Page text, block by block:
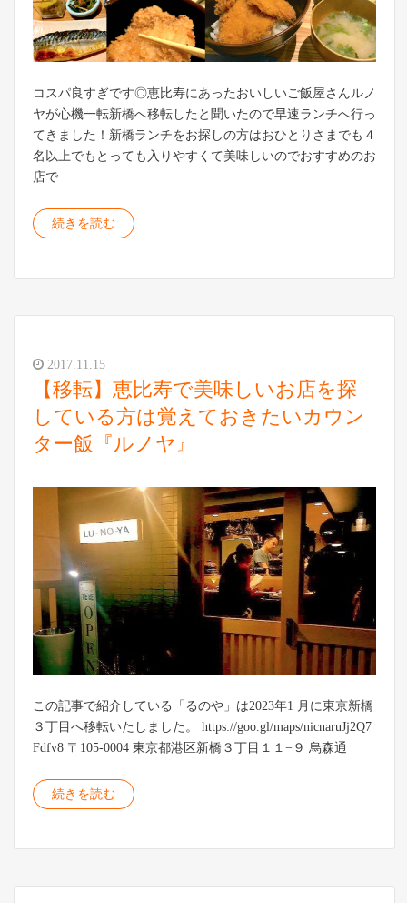
コスパ良すぎです◎恵比寿にあったおいしいご飯屋さんルノ
ヤが心機一転新橋へ移転したと聞いたので早速ランチへ行っ
てきました！新橋ランチをお探しの方はおひとりさまでも４
名以上でもとっても入りやすくて美味しいのでおすすめのお
店で
続きを読む
2017.11.15
【移転】恵比寿で美味しいお店を探
している方は覚えておきたいカウン
ター飯『ルノヤ』
この記事で紹介している「るのや」は2023年1 月に東京新橋
３丁目へ移転いたしました。 https://goo.gl/maps/nicnaruJj2Q7
Fdfv8 〒105-0004 東京都港区新橋３丁目１１−９ 烏森通
続きを読む